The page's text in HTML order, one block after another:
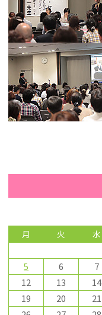
月 火 水
5
6 7
12
13 14
19
20 21